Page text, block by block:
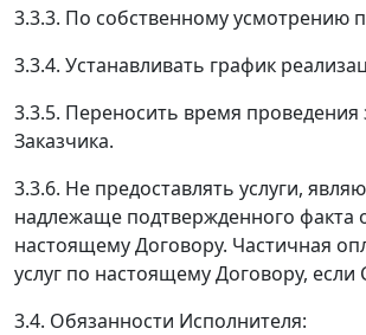
3.3.3. По собственному усмотрению
3.3.4. Устанавливать график
3.3.5. Переносить время
Заказчика.
3.3.6. Не предоставлять услуги,
надлежаще подтвержденного факта
настоящему Договору. Частичная
услуг по настоящему Договору,
3.4. Обязанности Исполнителя: